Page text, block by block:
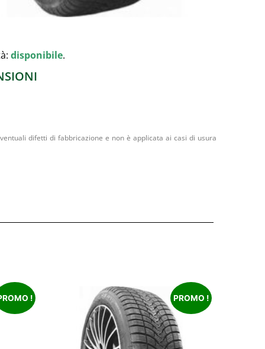
disponibile.
difetti di fabbricazione e non è applicata ai casi di usura
! PROMO !